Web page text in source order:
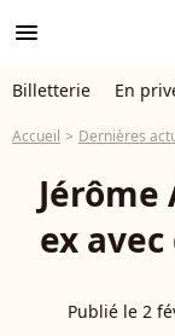
menu
Billetterie En
Accueil Dernières
Jérôme
ex
Publié le 2